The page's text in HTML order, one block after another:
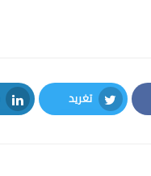
تغريد
Twitter